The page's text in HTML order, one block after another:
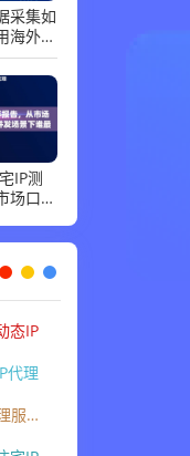
采集如
海外代
IP测
场口碑
高并发
态IP
代理
务器